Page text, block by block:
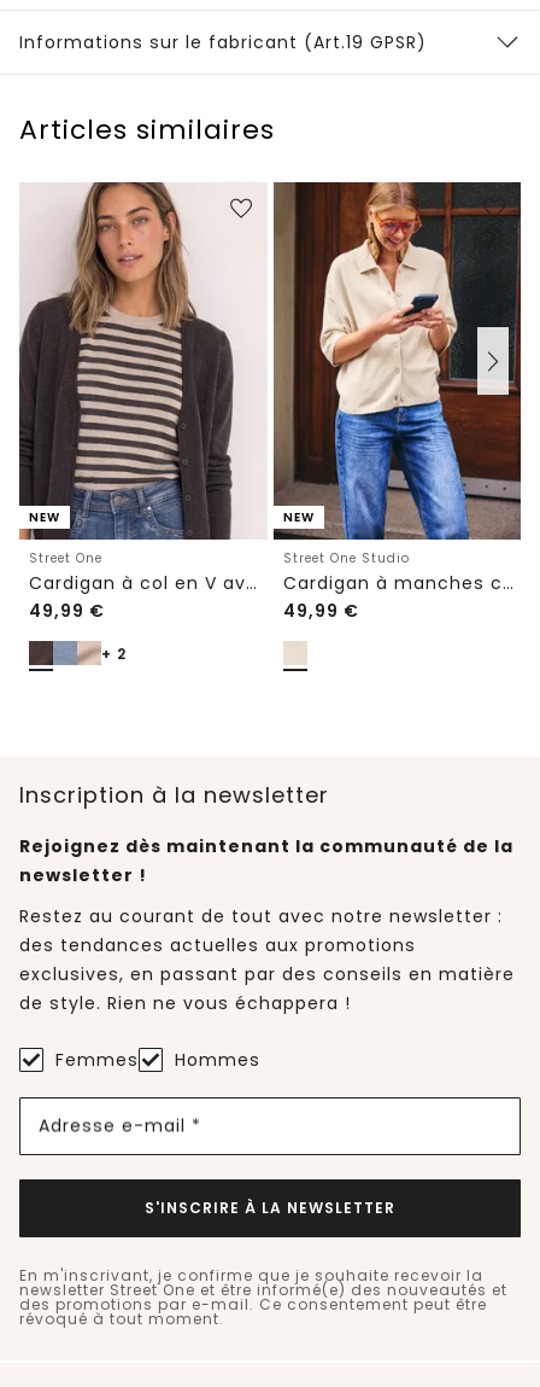
Informations sur le fabricant (Art.19 GPSR)
Articles similaires
NEW
Street One
Cardigan à col en V avec patte de boutonnage
49,99 €
+ 2
NEW
Street One Studio
Cardigan à manches courtes et col polo
49,99 €
Inscription à la newsletter
Rejoignez dès maintenant la communauté de la
newsletter !
Restez au courant de tout avec notre newsletter :
des tendances actuelles aux promotions
exclusives, en passant par des conseils en matière
de style. Rien ne vous échappera !
Femmes Hommes
Adresse e-mail *
S'INSCRIRE À LA NEWSLETTER
En m'inscrivant, je confirme que je souhaite recevoir la
newsletter Street One et être informé(e) des nouveautés et
des promotions par e-mail. Ce consentement peut être
révoqué à tout moment.